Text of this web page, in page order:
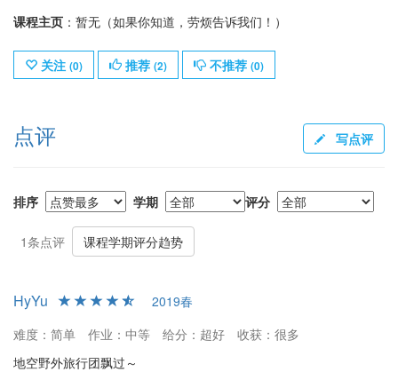
课程主页 ：暂无（如果你知道，劳烦告诉我们！）
关注 (0) 推荐 (2) 不推荐 (0)
点评 写点评
排序 学期 评分
1条点评 课程学期评分趋势
HyYu
2019春
难度：简单
作业：中等 给分：超好
收获：很多
地空野外旅行团飘过～